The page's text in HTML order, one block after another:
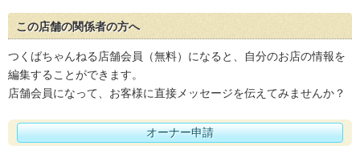
この店舗の関係者の方へ
つくばちゃんねる店舗会員（無料）になると、自分のお店の情報を
編集することができます。
店舗会員になって、お客様に直接メッセージを伝えてみませんか？
オーナー申請